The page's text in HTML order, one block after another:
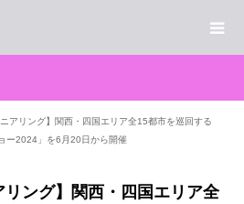
ニアリング】関西・四国エリア全15都市を巡回する
ー2024」を6月20日から開催
リング】関西・四国エリア全